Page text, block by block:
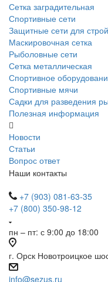
Сетка заградительная
Спортивные сети
Защитные сети для
Маскировочная сетка
Рыболовные сети
Сетка металлическая
Спортивное
Спортивные мячи
Садки для разведения
Полезная информация
Новости
Статьи
Вопрос ответ
Наши контакты
+7 (903) 081-63-35
+7 (800) 350-98-12
пн – пт: с 9:00 до 18:00
г. Орск Новотроицкое
info@sezus.ru